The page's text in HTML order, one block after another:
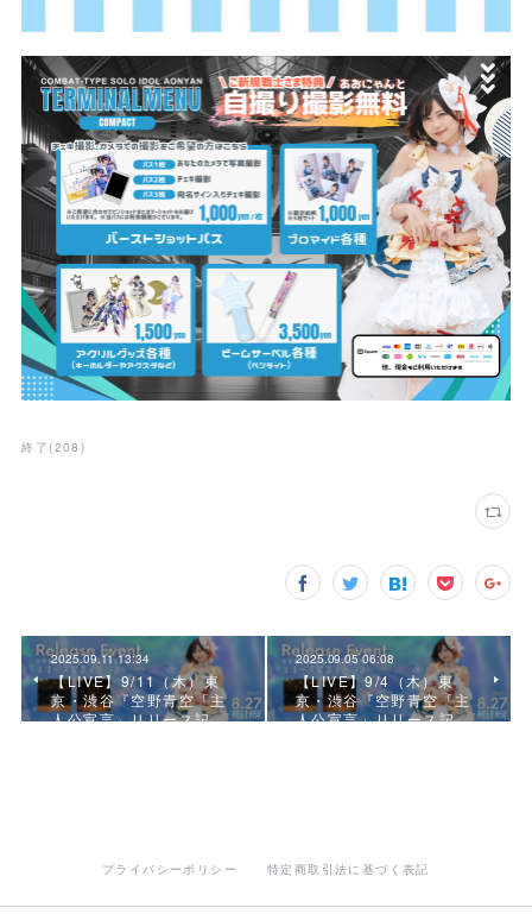
終了 (208 )
2025.09.11 13:34
【LIVE】9/11（木）東
京・渋谷『空野青空「主
人公宣言」リリース記…
2025.09.05 06:08
【LIVE】9/4（木）東
京・渋谷『空野青空「主
人公宣言」リリース記…
プライバシーポリシー 特定商取引法に基づく表記